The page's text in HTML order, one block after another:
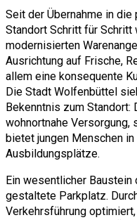
Seit der Übernahme in
Standort Schritt für
modernisierten
Ausrichtung auf Frische,
allem eine konsequente
Die Stadt Wolfenbüttel
Bekenntnis zum Standort:
wohnortnahe
bietet jungen Menschen
Ausbildungsplätze.
Ein wesentlicher
gestaltete Parkplatz.
Verkehrsführung